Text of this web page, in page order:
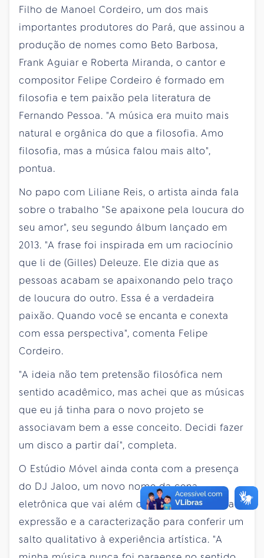
Filho de Manoel Cordeiro, um dos mais
importantes produtores do Pará, que assinou a
produção de nomes como Beto Barbosa,
Frank Aguiar e Roberta Miranda, o cantor e
compositor Felipe Cordeiro é formado em
filosofia e tem paixão pela literatura de
Fernando Pessoa. "A música era muito mais
natural e orgânica do que a filosofia. Amo
filosofia, mas a música falou mais alto",
pontua.
No papo com Liliane Reis, o artista ainda fala
sobre o trabalho "Se apaixone pela loucura do
seu amor", seu segundo álbum lançado em
2013. "A frase foi inspirada em um raciocínio
que li de (Gilles) Deleuze. Ele dizia que as
pessoas acabam se apaixonando pelo traço
de loucura do outro. Essa é a verdadeira
paixão. Quando você se encanta e conexta
com essa perspectiva", comenta Felipe
Cordeiro.
"A ideia não tem pretensão filosófica nem
sentido acadêmico, mas achei que as músicas
que eu já tinha para o novo projeto se
associavam bem a esse conceito. Decidi fazer
um disco a partir daí", completa.
O Estúdio Móvel ainda conta com a presença
do DJ Jaloo, um novo nome da cena
eletrônica que vai além da música. Ele usa a
expressão e a caracterização para conferir um
salto qualitativo à experiência artística. "A